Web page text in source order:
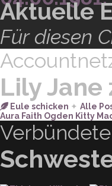
Frieden
ihres
neben der
Aktuelle
Für diesen
Lily Jane
Eule schicken ✦︎ Alle
Aura Faith Ogden Kitty